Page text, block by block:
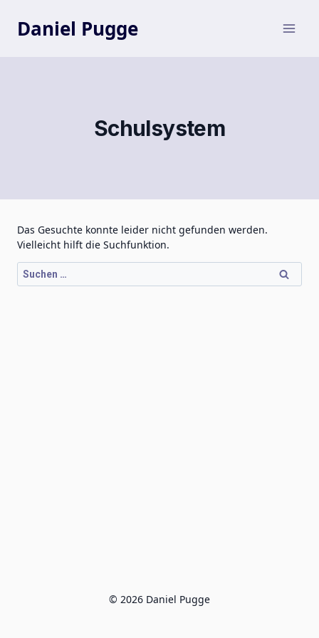
Inhalt
springenDaniel Pugge
Schulsystem
Das Gesuchte konnte leider nicht gefunden werden.
Vielleicht hilft die Suchfunktion.
Suchen
nach:
© 2026 Daniel Pugge